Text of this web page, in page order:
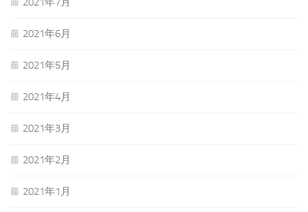
2021年6月
2021年5月
2021年4月
2021年3月
2021年2月
2021年1月